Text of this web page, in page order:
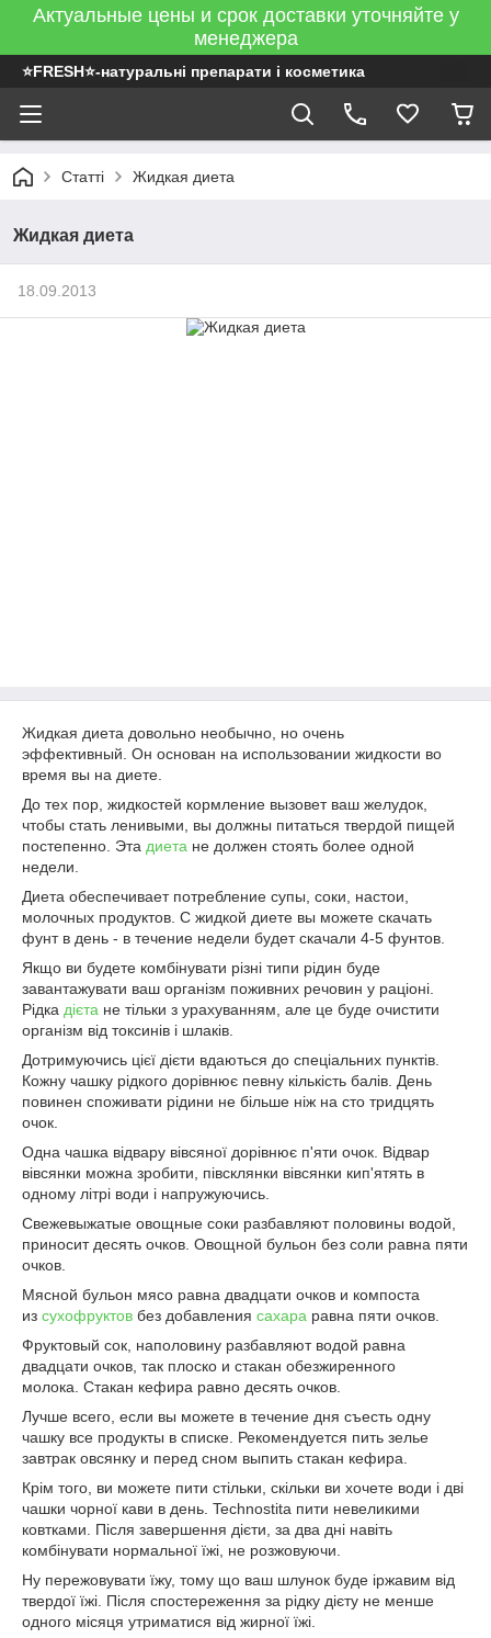
Актуальные цены и срок доставки уточняйте у
менеджера
⭐FRESH⭐-натуральні препарати і косметика
Статті Жидкая диета
Жидкая диета
18.09.2013
Жидкая диета довольно необычно, но очень
эффективный. Он основан на использовании жидкости во
время вы на диете.
До тех пор, жидкостей кормление вызовет ваш желудок,
чтобы стать ленивыми, вы должны питаться твердой пищей
постепенно. Эта диета не должен стоять более одной
недели.
Диета обеспечивает потребление супы, соки, настои,
молочных продуктов. С жидкой диете вы можете скачать
фунт в день - в течение недели будет скачали 4-5 фунтов.
Якщо ви будете комбінувати різні типи рідин буде
завантажувати ваш організм поживних речовин у раціоні.
Рідка дієта не тільки з урахуванням, але це буде очистити
організм від токсинів і шлаків.
Дотримуючись цієї дієти вдаються до спеціальних пунктів.
Кожну чашку рідкого дорівнює певну кількість балів. День
повинен споживати рідини не більше ніж на сто тридцять
очок.
Одна чашка відвару вівсяної дорівнює п'яти очок. Відвар
вівсянки можна зробити, півсклянки вівсянки кип'ятять в
одному літрі води і напружуючись.
Свежевыжатые овощные соки разбавляют половины водой,
приносит десять очков. Овощной бульон без соли равна пяти
очков.
Мясной бульон мясо равна двадцати очков и компоста
из сухофруктов без добавления сахара равна пяти очков.
Фруктовый сок, наполовину разбавляют водой равна
двадцати очков, так плоско и стакан обезжиренного
молока. Стакан кефира равно десять очков.
Лучше всего, если вы можете в течение дня съесть одну
чашку все продукты в списке. Рекомендуется пить зелье
завтрак овсянку и перед сном выпить стакан кефира.
Крім того, ви можете пити стільки, скільки ви хочете води і дві
чашки чорної кави в день. Technostita пити невеликими
ковтками. Після завершення дієти, за два дні навіть
комбінувати нормальної їжі, не розжовуючи.
Ну пережовувати їжу, тому що ваш шлунок буде іржавим від
твердої їжі. Після спостереження за рідку дієту не менше
одного місяця утриматися від жирної їжі.